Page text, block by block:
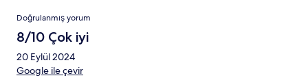
Yorumlar
Doğrulanmış yorum
8/10 Çok iyi
20 Eylül 2024
Google ile çevir